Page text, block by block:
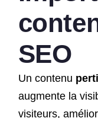
SEO
Un contenu
augmente la
visiteurs,